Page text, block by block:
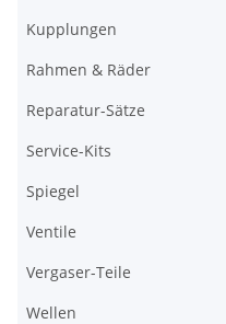
Kupplungen
Rahmen & Räder
Reparatur-Sätze
Service-Kits
Spiegel
Ventile
Vergaser-Teile
Wellen